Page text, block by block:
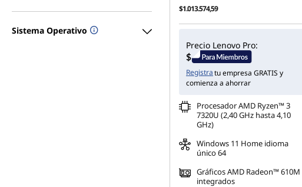
Sistema Operativo
$1.013.574,59
Precio Lenovo Pro:
Registratu empresa GRATIS y
comienza a ahorrar
Procesador AMD Ryzen™ 3
7320U (2,40 GHz hasta 4,10
GHz)
Windows 11 Home idioma
único 64
Gráficos AMD Radeon™ 610M
integrados